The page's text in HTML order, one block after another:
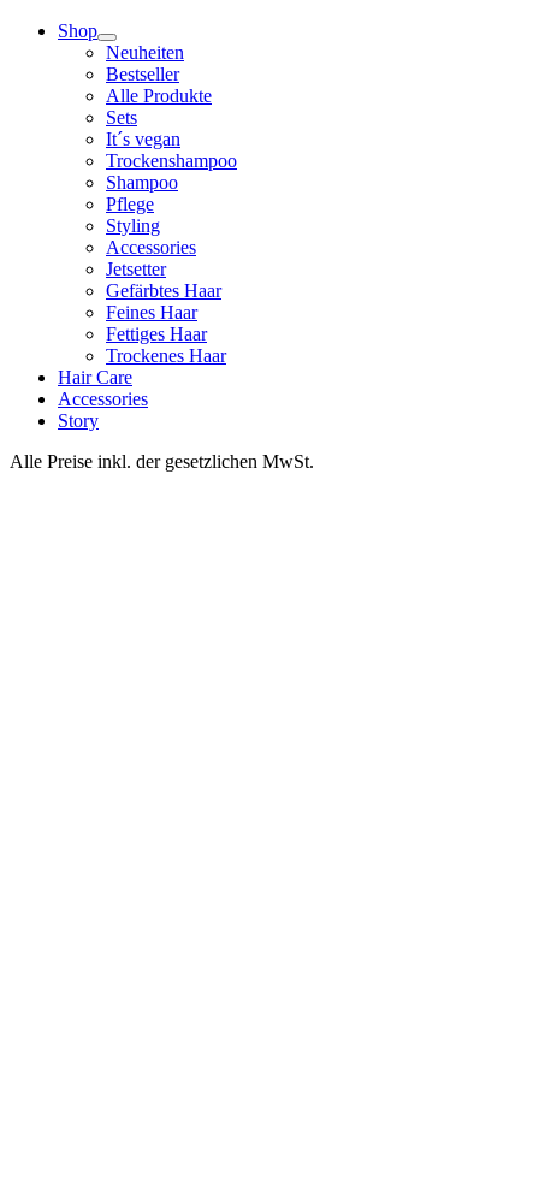
Shop
Neuheiten
Bestseller
Alle Produkte
Sets
It´s vegan
Trockenshampoo
Shampoo
Pflege
Styling
Accessories
Jetsetter
Gefärbtes Haar
Feines Haar
Fettiges Haar
Trockenes Haar
Hair Care
Accessories
Story
Alle Preise inkl. der gesetzlichen MwSt.